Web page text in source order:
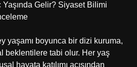
Yaşında Gelir? Siyaset Bilimi
yaşamı boyunca bir dizi kuruma,
beklentilere tabi olur. Her yaş
hayata katılımı açısından